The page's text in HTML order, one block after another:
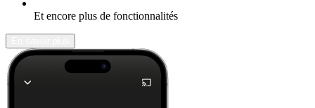
Et encore plus de fonctionnalités